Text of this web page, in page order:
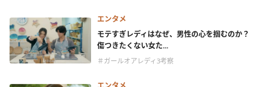
エンタメ
モテすぎレディはなぜ、男性の心を掴むのか？
傷つきたくない女た...
＃ガールオアレディ3考察